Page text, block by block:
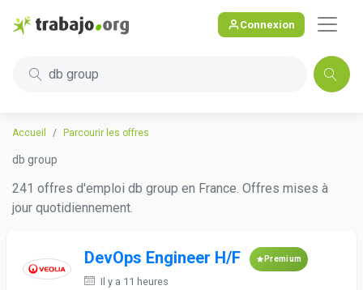
Connexion
db group
Accueil Parcourir les offres
db group
241 offres d'emploi db group en France. Offres mises à
jour quotidiennement.
DevOps Engineer H/F Premium
Il y a 11 heures